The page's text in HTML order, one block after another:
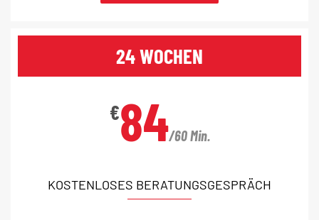
24 WOCHEN
€84/60 Min.
KOSTENLOSES BERATUNGSGESPRÄCH